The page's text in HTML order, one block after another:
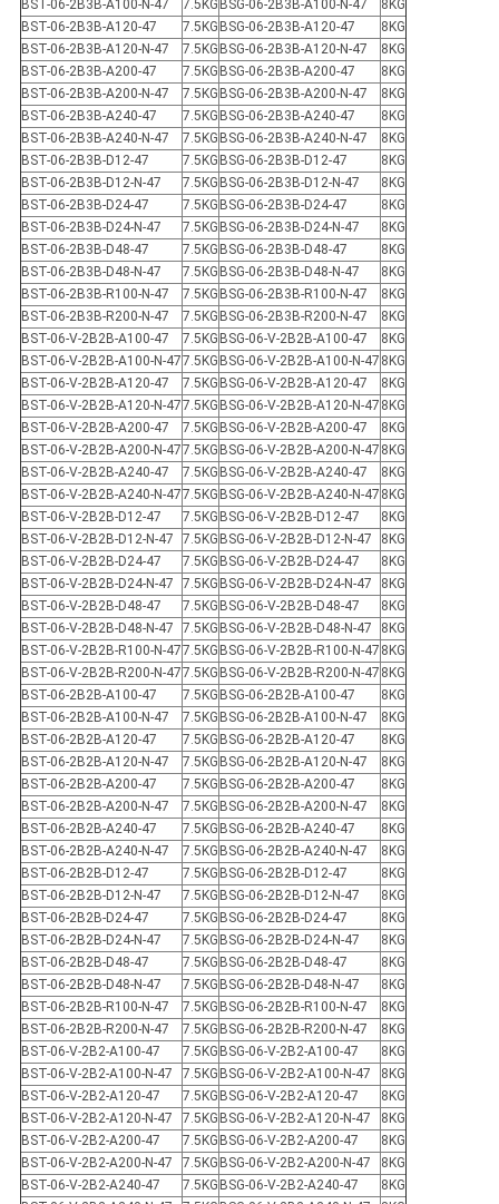
BST-06-2B3B-A100-N-47 7.5KG BSG-06-2B3B-A100-N-47
8KG
BST-06-2B3B-A120-47
7.5KG BSG-06-2B3B-A120-47
8KG
BST-06-2B3B-A120-N-47
7.5KG BSG-06-2B3B-A120-N-47
8KG
BST-06-2B3B-A200-47
7.5KG BSG-06-2B3B-A200-47
8KG
BST-06-2B3B-A200-N-47
7.5KG BSG-06-2B3B-A200-N-47
8KG
BST-06-2B3B-A240-47
7.5KG BSG-06-2B3B-A240-47
8KG
BST-06-2B3B-A240-N-47
7.5KG BSG-06-2B3B-A240-N-47
8KG
BST-06-2B3B-D12-47
7.5KG BSG-06-2B3B-D12-47
8KG
BST-06-2B3B-D12-N-47
7.5KG BSG-06-2B3B-D12-N-47
8KG
BST-06-2B3B-D24-47
7.5KG BSG-06-2B3B-D24-47
8KG
BST-06-2B3B-D24-N-47
7.5KG BSG-06-2B3B-D24-N-47
8KG
BST-06-2B3B-D48-47
7.5KG BSG-06-2B3B-D48-47
8KG
BST-06-2B3B-D48-N-47
7.5KG BSG-06-2B3B-D48-N-47
8KG
BST-06-2B3B-R100-N-47
7.5KG BSG-06-2B3B-R100-N-47
8KG
BST-06-2B3B-R200-N-47
7.5KG BSG-06-2B3B-R200-N-47
8KG
BST-06-V-2B2B-A100-47
7.5KG BSG-06-V-2B2B-A100-47
8KG
BST-06-V-2B2B-A100-N-477.5KG BSG-06-V-2B2B-A100-N-47 8KG
BST-06-V-2B2B-A120-47
7.5KG BSG-06-V-2B2B-A120-47
8KG
BST-06-V-2B2B-A120-N-477.5KG BSG-06-V-2B2B-A120-N-47 8KG
BST-06-V-2B2B-A200-47
7.5KG BSG-06-V-2B2B-A200-47
8KG
BST-06-V-2B2B-A200-N-477.5KG BSG-06-V-2B2B-A200-N-47 8KG
BST-06-V-2B2B-A240-47
7.5KG BSG-06-V-2B2B-A240-47
8KG
BST-06-V-2B2B-A240-N-477.5KG BSG-06-V-2B2B-A240-N-47 8KG
BST-06-V-2B2B-D12-47
7.5KG BSG-06-V-2B2B-D12-47
8KG
BST-06-V-2B2B-D12-N-47
7.5KG BSG-06-V-2B2B-D12-N-47
8KG
BST-06-V-2B2B-D24-47
7.5KG BSG-06-V-2B2B-D24-47
8KG
BST-06-V-2B2B-D24-N-47
7.5KG BSG-06-V-2B2B-D24-N-47
8KG
BST-06-V-2B2B-D48-47
7.5KG BSG-06-V-2B2B-D48-47
8KG
BST-06-V-2B2B-D48-N-47
7.5KG BSG-06-V-2B2B-D48-N-47
8KG
BST-06-V-2B2B-R100-N-477.5KG BSG-06-V-2B2B-R100-N-47 8KG
BST-06-V-2B2B-R200-N-477.5KG BSG-06-V-2B2B-R200-N-47 8KG
BST-06-2B2B-A100-47
7.5KG BSG-06-2B2B-A100-47
8KG
BST-06-2B2B-A100-N-47
7.5KG BSG-06-2B2B-A100-N-47
8KG
BST-06-2B2B-A120-47
7.5KG BSG-06-2B2B-A120-47
8KG
BST-06-2B2B-A120-N-47
7.5KG BSG-06-2B2B-A120-N-47
8KG
BST-06-2B2B-A200-47
7.5KG BSG-06-2B2B-A200-47
8KG
BST-06-2B2B-A200-N-47
7.5KG BSG-06-2B2B-A200-N-47
8KG
BST-06-2B2B-A240-47
7.5KG BSG-06-2B2B-A240-47
8KG
BST-06-2B2B-A240-N-47
7.5KG BSG-06-2B2B-A240-N-47
8KG
BST-06-2B2B-D12-47
7.5KG BSG-06-2B2B-D12-47
8KG
BST-06-2B2B-D12-N-47
7.5KG BSG-06-2B2B-D12-N-47
8KG
BST-06-2B2B-D24-47
7.5KG BSG-06-2B2B-D24-47
8KG
BST-06-2B2B-D24-N-47
7.5KG BSG-06-2B2B-D24-N-47
8KG
BST-06-2B2B-D48-47
7.5KG BSG-06-2B2B-D48-47
8KG
BST-06-2B2B-D48-N-47
7.5KG BSG-06-2B2B-D48-N-47
8KG
BST-06-2B2B-R100-N-47
7.5KG BSG-06-2B2B-R100-N-47
8KG
BST-06-2B2B-R200-N-47
7.5KG BSG-06-2B2B-R200-N-47
8KG
BST-06-V-2B2-A100-47
7.5KG BSG-06-V-2B2-A100-47
8KG
BST-06-V-2B2-A100-N-47
7.5KG BSG-06-V-2B2-A100-N-47
8KG
BST-06-V-2B2-A120-47
7.5KG BSG-06-V-2B2-A120-47
8KG
BST-06-V-2B2-A120-N-47
7.5KG BSG-06-V-2B2-A120-N-47
8KG
BST-06-V-2B2-A200-47
7.5KG BSG-06-V-2B2-A200-47
8KG
BST-06-V-2B2-A200-N-47
7.5KG BSG-06-V-2B2-A200-N-47
8KG
BST-06-V-2B2-A240-47
7.5KG BSG-06-V-2B2-A240-47
8KG